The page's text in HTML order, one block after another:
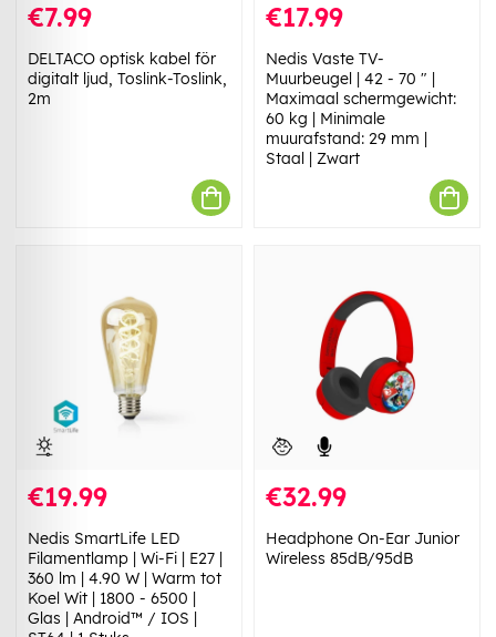
€7.99
DELTACO optisk kabel för
digitalt ljud, Toslink-Toslink,
2m
€17.99
Nedis Vaste TV-
Muurbeugel | 42 - 70 " |
Maximaal schermgewicht:
60 kg | Minimale
muurafstand: 29 mm |
Staal | Zwart
€19.99
Nedis SmartLife LED
Filamentlamp | Wi-Fi | E27 |
360 lm | 4.90 W | Warm tot
Koel Wit | 1800 - 6500 |
Glas | Android™ / IOS |
€32.99
Headphone On-Ear Junior
Wireless 85dB/95dB